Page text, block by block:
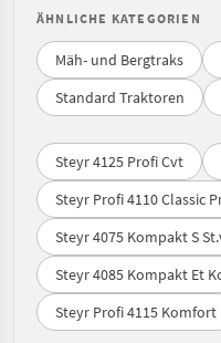
ÄHNLICHE KATEGORIEN
Mäh- und Bergtraks
Standard Traktoren
Steyr 4125 Profi Cvt
Steyr Profi 4110 Classic
Steyr 4075 Kompakt S
Steyr 4085 Kompakt Et
Steyr Profi 4115 Komfort